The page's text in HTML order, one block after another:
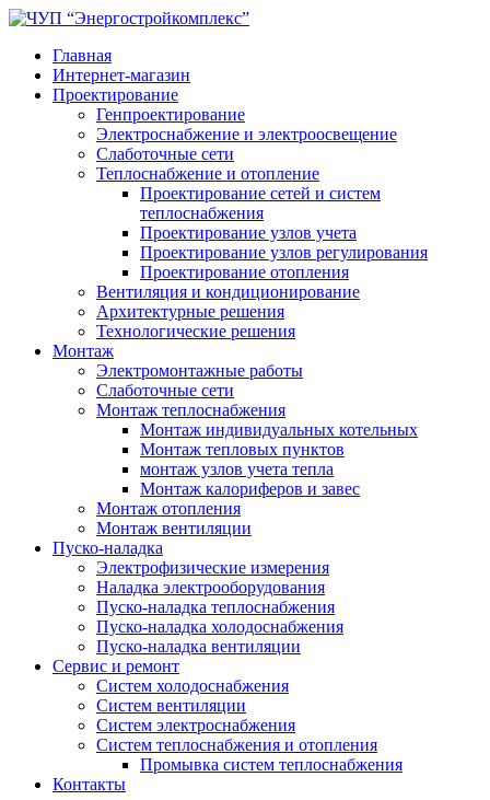
Главная
Интернет-магазин
Проектирование
Генпроектирование
Электроснабжение и электроосвещение
Слаботочные сети
Теплоснабжение и отопление
Проектирование сетей и систем
теплоснабжения
Проектирование узлов учета
Проектирование узлов регулирования
Проектирование отопления
Вентиляция и кондиционирование
Архитектурные решения
Технологические решения
Монтаж
Электромонтажные работы
Слаботочные сети
Монтаж теплоснабжения
Монтаж индивидуальных котельных
Монтаж тепловых пунктов
монтаж узлов учета тепла
Монтаж калориферов и завес
Монтаж отопления
Монтаж вентиляции
Пуско-наладка
Электрофизические измерения
Наладка электрооборудования
Пуско-наладка теплоснабжения
Пуско-наладка холодоснабжения
Пуско-наладка вентиляции
Сервис и ремонт
Систем холодоснабжения
Систем вентиляции
Систем электроснабжения
Систем теплоснабжения и отопления
Промывка систем теплоснабжения
Контакты